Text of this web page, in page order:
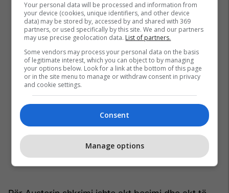
Your personal data will be processed and information from
your device (cookies, unique identifiers, and other device
data) may be stored by, accessed by and shared with 369
partners, or used specifically by this site. We and our partners
may use precise geolocation data. List of partners.
Some vendors may process your personal data on the basis
of legitimate interest, which you can object to by managing
your options below. Look for a link at the bottom of this page
or in the site menu to manage or withdraw consent in privacy
and cookie settings.
Consent
Manage options